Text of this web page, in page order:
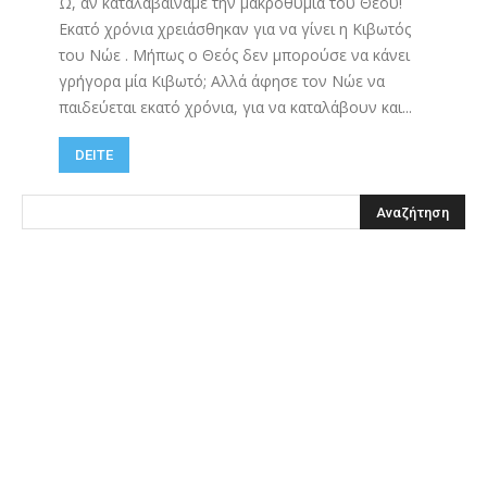
Εκατό χρόνια χρειάσθηκαν για να γίνει η Κιβωτός
του Νώε . Μήπως ο Θεός δεν μπορούσε να κάνει
γρήγορα μία Κιβωτό; Αλλά άφησε τον Νώε να
παιδεύεται εκατό χρόνια, για να καταλάβουν και...
DEITE